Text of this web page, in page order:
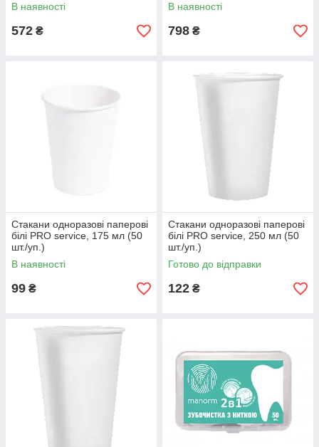
В наявності
572 ₴
В наявності
798 ₴
Стакани одноразові паперові
білі PRO service, 175 мл (50
шт./уп.)
В наявності
99 ₴
Стакани одноразові паперові
білі PRO service, 250 мл (50
шт./уп.)
Готово до відправки
122 ₴